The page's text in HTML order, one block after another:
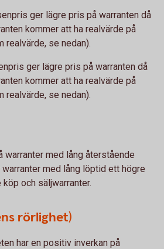
ger lägre pris på warranten då
kommer att ha realvärde på
realvärde, se nedan).
ger lägre pris på warranten då
kommer att ha realvärde på
realvärde, se nedan).
warranter med lång återstående
med lång löptid ett högre
och säljwarranter.
rörlighet)
har en positiv inverkan på